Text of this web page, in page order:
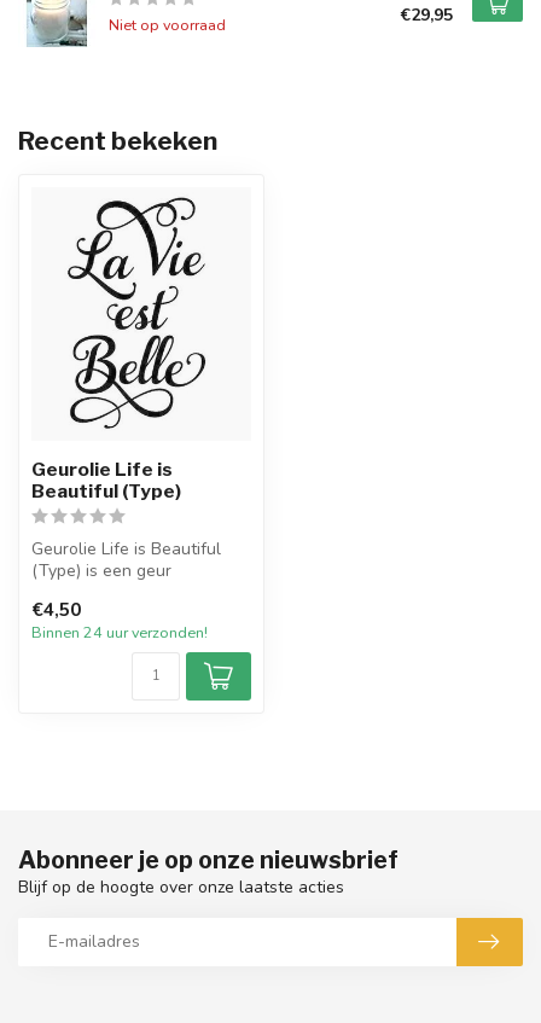
Niet op voorraad
€29,95
Recent bekeken
Geurolie Life is
Beautiful (Type)
Geurolie Life is Beautiful
(Type) is een geur
welbeke...
€4,50
Binnen 24 uur verzonden!
Abonneer je op onze nieuwsbrief
Blijf op de hoogte over onze laatste acties